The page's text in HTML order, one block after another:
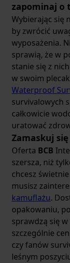
zapominaj o
Wybierając się
by zwrócić
wyposażenia.
sprawią, że w
stanie się z
w swoim
Waterproof
survivalowych
całkowicie
uratować
Zamaskuj
Oferta BCB
szersza, niż
chcesz
musisz
kamuflażu.
opakowaniu,
sprawdzą się
szczególnie
czy fanów
leśnym